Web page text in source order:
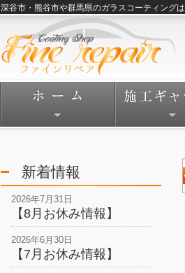
深谷市・熊谷市や群馬県のガラスコーティング
新着情報
2026年7月31日
【8月お休み情報】
2026年6月30日
【7月お休み情報】